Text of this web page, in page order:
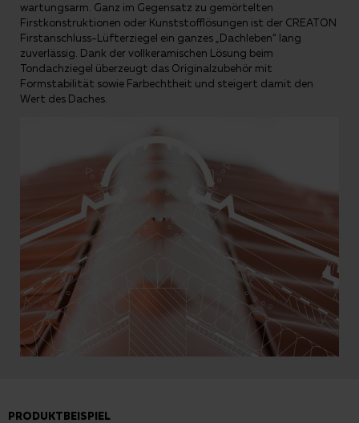
wartungsarm. Ganz im Gegensatz zu gemörtelten
Firstkonstruktionen oder Kunststofflösungen ist der CREATON
Firstanschluss-Lüfterziegel ein ganzes „Dachleben“ lang
zuverlässig. Dank der vollkeramischen Lösung beim
Tondachziegel überzeugt das Originalzubehör mit
Formstabilität sowie Farbechtheit und steigert damit den
Wert des Daches.
PRODUKTBEISPIEL